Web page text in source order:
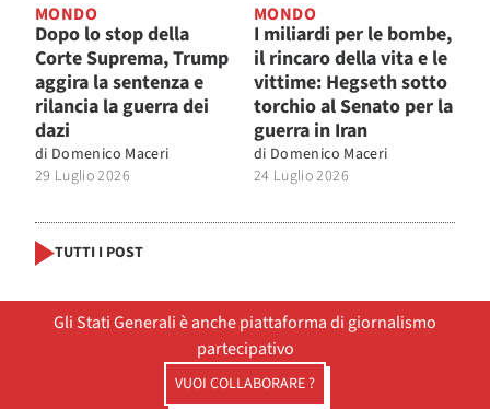
MONDO
Dopo lo stop della
Corte Suprema, Trump
aggira la sentenza e
rilancia la guerra dei
dazi
di Domenico Maceri
29 Luglio 2026
MONDO
I miliardi per le bombe,
il rincaro della vita e le
vittime: Hegseth sotto
torchio al Senato per la
guerra in Iran
di Domenico Maceri
24 Luglio 2026
TUTTI I POST
Gli Stati Generali è anche piattaforma di giornalismo
partecipativo
VUOI COLLABORARE ?